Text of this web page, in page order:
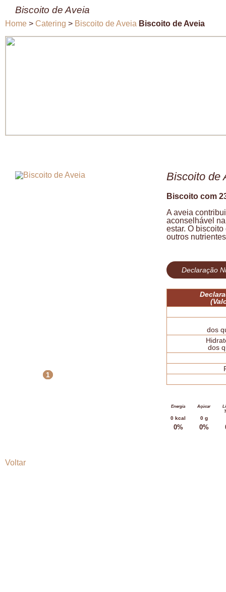
Biscoito de Aveia
Home > Catering > Biscoito de Aveia Biscoito de Aveia
1
Biscoito de
Biscoito com
A aveia
aconselhável
estar. O
outros
Declaração
dos
dos
Energia
0 kcal
0%
Açúcar
0 g
0%
Voltar